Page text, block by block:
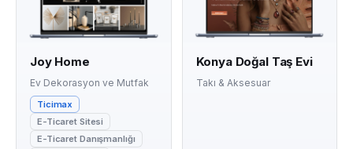
Joy Home
Ev Dekorasyon ve Mutfak
Ticimax
E-Ticaret Sitesi
E-Ticaret Danışmanlığı
Konya Doğal Taş Evi
Takı & Aksesuar